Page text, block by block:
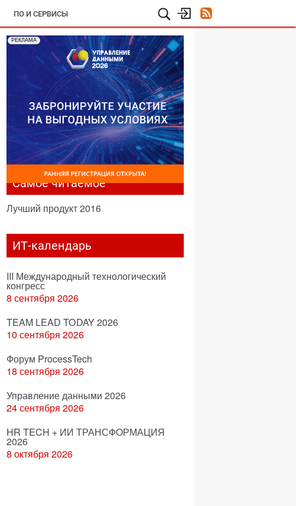
ПО И СЕРВИСЫ
РЕКЛАМА
Самое читаемое
Лучший продукт 2016
ИТ-календарь
III Международный технологический
конгресс
8 сентября 2026
TEAM LEAD TODAY 2026
10 сентября 2026
Форум ProcessTech
18 сентября 2026
Управление данными 2026
24 сентября 2026
HR TECH + ИИ ТРАНСФОРМАЦИЯ
2026
8 октября 2026